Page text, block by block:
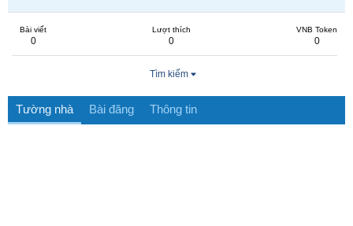
Bài viết
0
Lượt thích
0
VNB Token
0
Tìm kiếm
Tường nhà Bài đăng Thông tin